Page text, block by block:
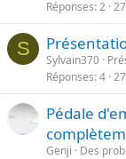
Réponses 2
S
Sylvain370
Réponses 4
Pédale
Genji
Des